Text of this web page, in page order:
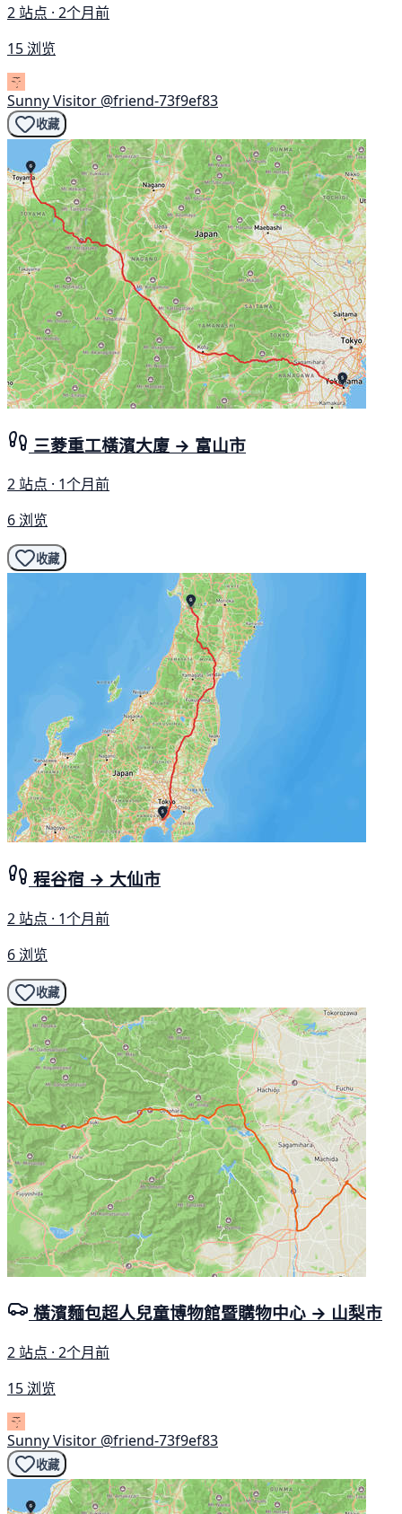
2 站点 · 2个月前
15 浏览
Sunny Visitor @friend-73f9ef83
收藏
三菱重工橫濱大廈 → 富山市
2 站点 · 1个月前
6 浏览
收藏
程谷宿 → 大仙市
2 站点 · 1个月前
6 浏览
收藏
橫濱麵包超人兒童博物館暨購物中心 → 山梨市
2 站点 · 2个月前
15 浏览
Sunny Visitor @friend-73f9ef83
收藏